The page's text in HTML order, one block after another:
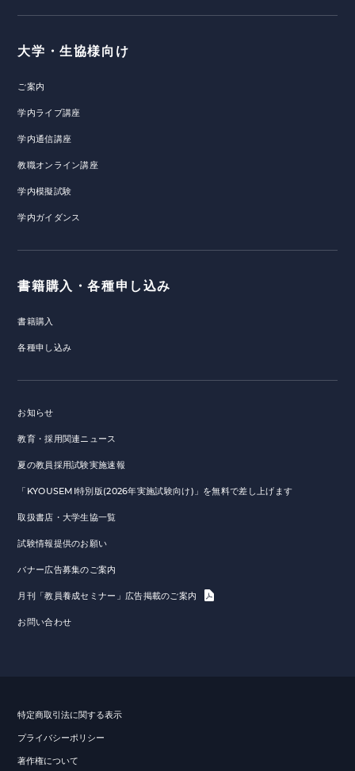
大学・生協様向け
ご案内
学内ライブ講座
学内通信講座
教職オンライン講座
学内模擬試験
学内ガイダンス
書籍購入・各種申し込み
書籍購入
各種申し込み
お知らせ
教育・採用関連ニュース
夏の教員採用試験実施速報
「KYOUSEMI特別版(2026年実施試験向け)」を無料で差し上げます
取扱書店・大学生協一覧
試験情報提供のお願い
バナー広告募集のご案内
月刊「教員養成セミナー」広告掲載のご案内
お問い合わせ
特定商取引法に関する表示
プライバシーポリシー
著作権について